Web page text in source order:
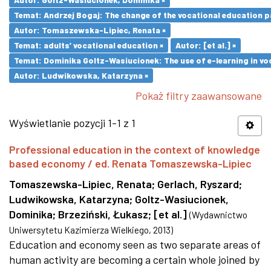
Temat: Andrzej Bogaj: The change of the vocational education
Autor: Tomaszewska-Lipiec, Renata ×
Temat: adults’ vocational education ×
Autor: [et al.] ×
Temat: Dominika Goltz-Wasiucionek: The use of e-learning in
Autor: Ludwikowska, Katarzyna ×
Pokaż filtry zaawansowane
Wyświetlanie pozycji 1-1 z 1
Professional education in the context of knowledge
based economy / ed. Renata Tomaszewska-Lipiec
Tomaszewska-Lipiec, Renata; Gerlach, Ryszard;
Ludwikowska, Katarzyna; Goltz-Wasiucionek,
Dominika; Brzeziński, Łukasz; [et al.] (Wydawnictwo
Uniwersytetu Kazimierza Wielkiego, 2013)
Education and economy seen as two separate areas of
human activity are becoming a certain whole joined by